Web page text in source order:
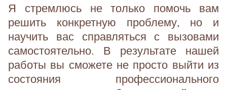
Я стремлюсь не только помочь вам
решить конкретную проблему, но и
научить вас справляться с вызовами
самостоятельно. В результате нашей
работы вы сможете не просто выйти из
состояния профессионального